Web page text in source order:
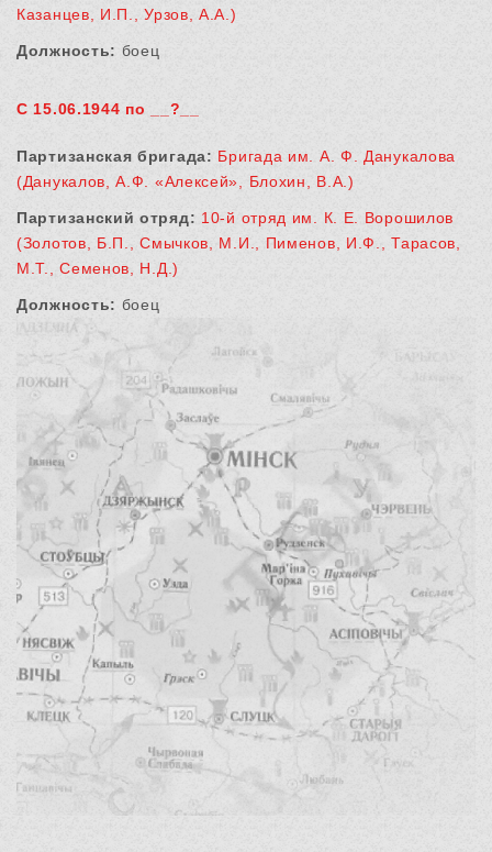
Казанцев, И.П., Урзов, А.А.)
Должность: боец
С 15.06.1944 по __?__
Партизанская бригада: Бригада им. А. Ф. Данукалова
(Данукалов, А.Ф. «Алексей», Блохин, В.А.)
Партизанский отряд: 10-й отряд им. К. Е. Ворошилов
(Золотов, Б.П., Смычков, М.И., Пименов, И.Ф., Тарасов,
М.Т., Семенов, Н.Д.)
Должность: боец